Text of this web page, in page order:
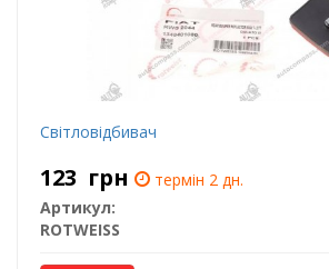
Світловідбивач
123 грн
термін 2 дн.
Артикул:
ROTWEISS